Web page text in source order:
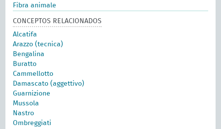
Fibra animale
CONCEPTOS RELACIONADOS
Alcatifa
Arazzo (tecnica)
Bengalina
Buratto
Cammellotto
Damascato (aggettivo)
Guarnizione
Mussola
Nastro
Ombreggiati